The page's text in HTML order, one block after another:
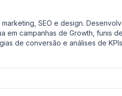
SEO e design.
em campanhas de Growth, funis
de conversão e análises de